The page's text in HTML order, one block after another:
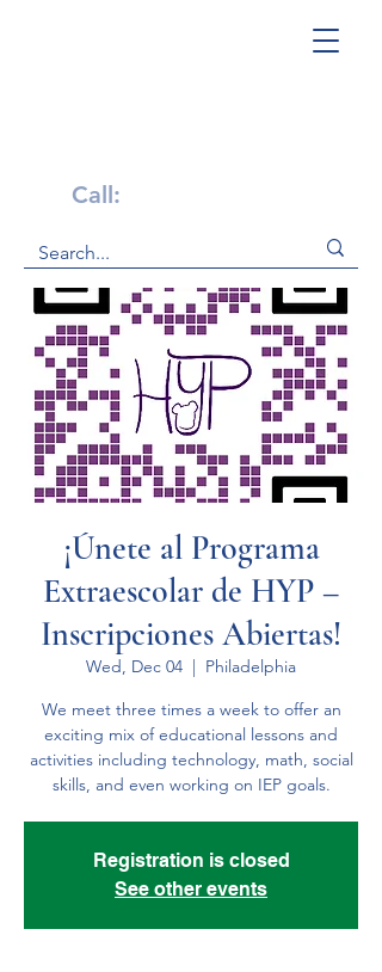
Call:
¡Únete al Programa
Extraescolar de HYP –
Inscripciones Abiertas!
Wed, Dec 04
  |
Philadelphia
We meet three times a week to offer an
exciting mix of educational lessons and
activities including technology, math, social
skills, and even working on IEP goals.
Registration is closed
See other events